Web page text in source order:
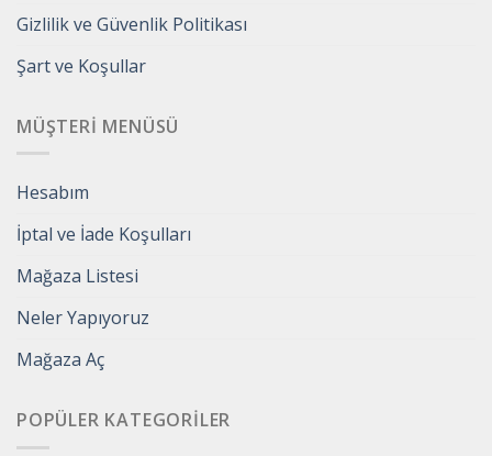
Gizlilik ve Güvenlik Politikası
Şart ve Koşullar
MÜŞTERI MENÜSÜ
Hesabım
İptal ve İade Koşulları
Mağaza Listesi
Neler Yapıyoruz
Mağaza Aç
POPÜLER KATEGORILER